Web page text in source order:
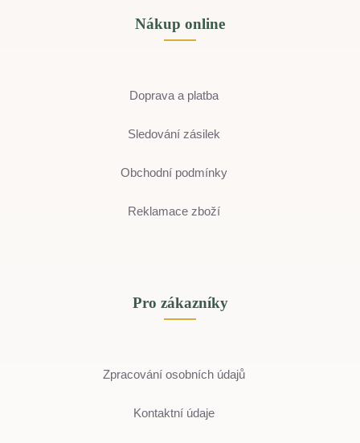
Nákup online
Doprava a platba
Sledování zásilek
Obchodní podmínky
Reklamace zboží
Pro zákazníky
Zpracování osobních údajů
Kontaktní údaje